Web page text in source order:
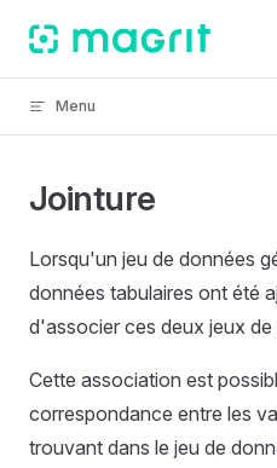
Skip to content
Menu
Jointure
Lorsqu'un jeu de données
données tabulaires ont été
d'associer ces deux jeux de
Cette association est
correspondance entre les
trouvant dans le jeu de